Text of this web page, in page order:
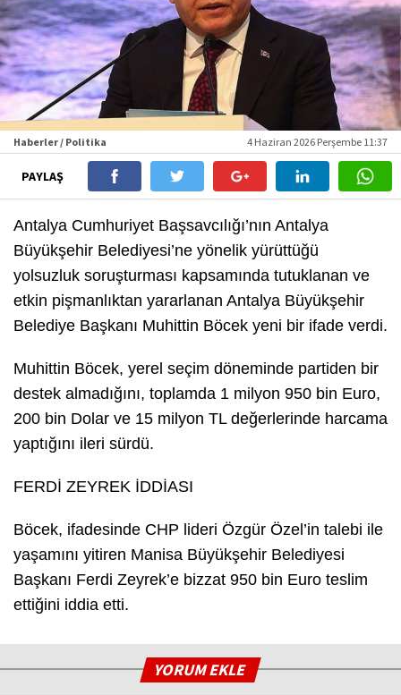
Haberler / Politika 4 Haziran 2026 Perşembe 11:37
PAYLAŞ
Antalya Cumhuriyet Başsavcılığı’nın Antalya
Büyükşehir Belediyesi’ne yönelik yürüttüğü
yolsuzluk soruşturması kapsamında tutuklanan ve
etkin pişmanlıktan yararlanan Antalya Büyükşehir
Belediye Başkanı Muhittin Böcek yeni bir ifade verdi.
Muhittin Böcek, yerel seçim döneminde partiden bir
destek almadığını, toplamda 1 milyon 950 bin Euro,
200 bin Dolar ve 15 milyon TL değerlerinde harcama
yaptığını ileri sürdü.
FERDİ ZEYREK İDDİASI
Böcek, ifadesinde CHP lideri Özgür Özel’in talebi ile
yaşamını yitiren Manisa Büyükşehir Belediyesi
Başkanı Ferdi Zeyrek’e bizzat 950 bin Euro teslim
ettiğini iddia etti.
YORUM EKLE